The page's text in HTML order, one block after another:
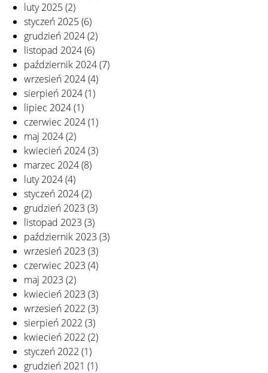
luty 2025(2)
styczeń 2025(6)
grudzień 2024(2)
listopad 2024(6)
październik 2024(7)
wrzesień 2024(4)
sierpień 2024(1)
lipiec 2024(1)
czerwiec 2024(1)
maj 2024(2)
kwiecień 2024(3)
marzec 2024(8)
luty 2024(4)
styczeń 2024(2)
grudzień 2023 (3)
listopad 2023 (3)
październik 2023 (3)
wrzesień 2023 (3)
czerwiec 2023 (4)
maj 2023 (2)
kwiecień 2023 (3)
wrzesień 2022 (3)
sierpień 2022 (3)
kwiecień 2022 (2)
styczeń 2022 (1)
grudzień 2021 (1)